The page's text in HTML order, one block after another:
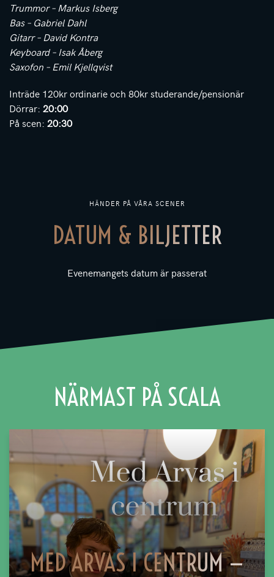
HÄNDER PÅ VÅRA SCENER
DATUM & BILJETTER
Evenemangets datum är passerat
Trummor – Markus Isberg
Bas – Gabriel Dahl
Gitarr – David Kontra
Keyboard – Isak Åberg
Saxofon – Emil Kjellqvist
Inträde 120kr ordinarie och 80kr studerande/pensionär
Dörrar: 20:00
På scen: 20:30
NÄRMAST PÅ SCALA
MED ARVAS I CENTRUM —